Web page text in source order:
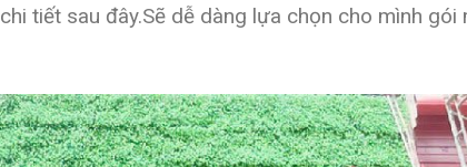
chi tiết sau đây.Sẽ dễ dàng lựa chọn cho mình